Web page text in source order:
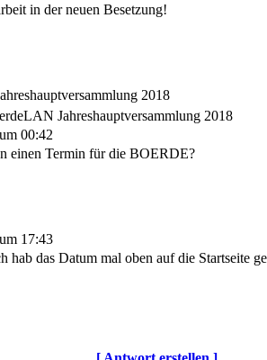
in der neuen Besetzung!
2018
Jahreshauptversammlung 2018
00:42
einen Termin für die BOERDE?
17:43
hab das Datum mal oben auf die Startseite